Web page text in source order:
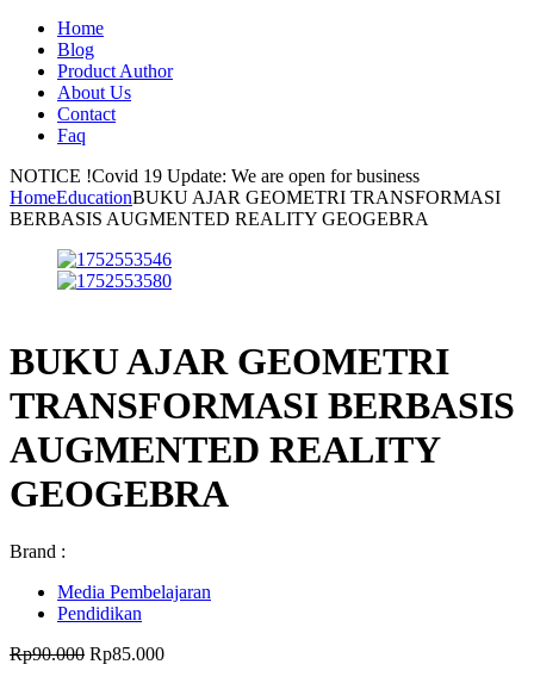
Home
Blog
Product Author
About Us
Contact
Faq
NOTICE !Covid 19 Update: We are open for business
HomeEducationBUKU AJAR GEOMETRI TRANSFORMASI
BERBASIS AUGMENTED REALITY GEOGEBRA
BUKU AJAR GEOMETRI
TRANSFORMASI BERBASIS
AUGMENTED REALITY
GEOGEBRA
Brand :
Media Pembelajaran
Pendidikan
Rp90.000 Harga
Rp85.000Harga